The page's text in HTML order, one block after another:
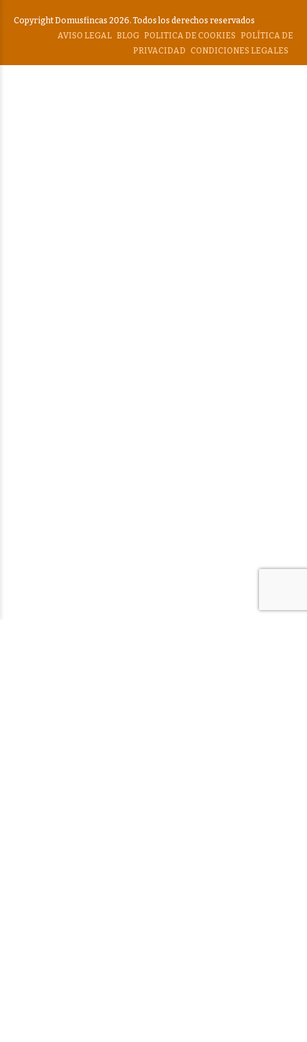
Copyright Domusfincas 2026. Todos los derechos reservados
AVISO LEGAL BLOG POLITICA DE COOKIES
POLÍTICA DE
PRIVACIDAD CONDICIONES LEGALES